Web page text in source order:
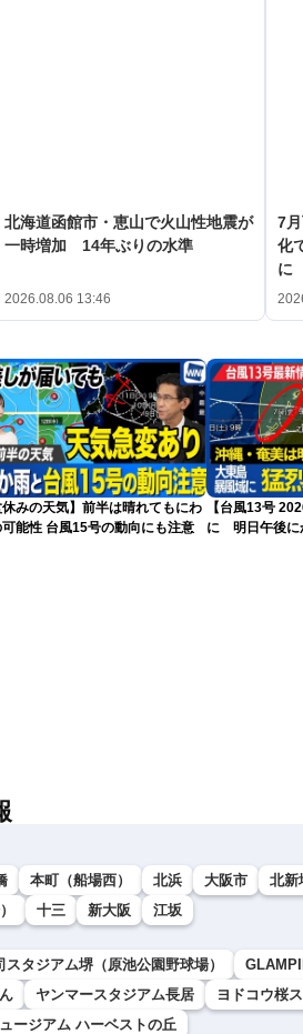
北海道函館市・恵山で火山性地震が
一時増加 14年ぶりの水準
2026.08.06 13:46
7
化
に
休みの天気】前半は晴れてもにわ
能性 台風15号の動向にも注意
【台風13号
に 明日午後に
本町（船場西） 北浜 大阪市 北新
十三 新大阪 江坂
スタジアム堺（原池公園野球場）
ヤンマースタジアム長居
ヨドコウ桜
ージアム ハーベストの丘